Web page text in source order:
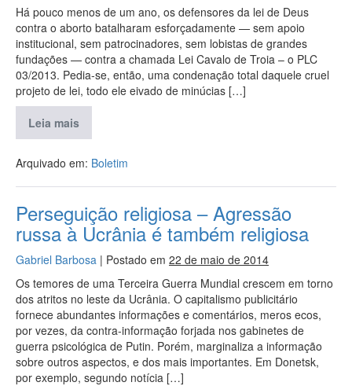
Há pouco menos de um ano, os defensores da lei de Deus
contra o aborto batalharam esforçadamente — sem apoio
institucional, sem patrocinadores, sem lobistas de grandes
fundações — contra a chamada Lei Cavalo de Troia – o PLC
03/2013. Pedia-se, então, uma condenação total daquele cruel
projeto de lei, todo ele eivado de minúcias […]
Leia mais
Arquivado em: Boletim
Perseguição religiosa – Agressão
russa à Ucrânia é também religiosa
Gabriel Barbosa | Postado em 22 de maio de 2014
Os temores de uma Terceira Guerra Mundial crescem em torno
dos atritos no leste da Ucrânia. O capitalismo publicitário
fornece abundantes informações e comentários, meros ecos,
por vezes, da contra-informação forjada nos gabinetes de
guerra psicológica de Putin. Porém, marginaliza a informação
sobre outros aspectos, e dos mais importantes. Em Donetsk,
por exemplo, segundo notícia […]